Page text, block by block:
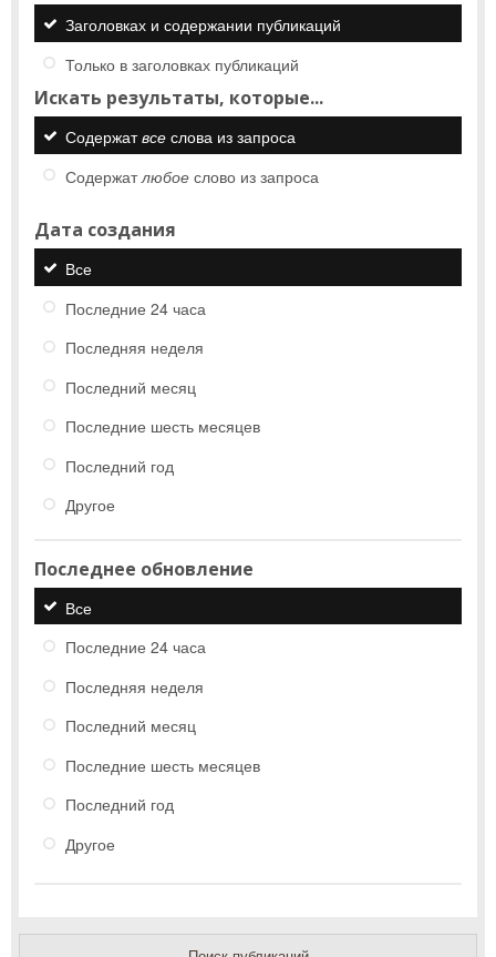
Заголовках и содержании публикаций
Только в заголовках публикаций
Искать результаты, которые...
Содержатвсе слова из запроса
Содержатлюбое слово из запроса
Дата создания
Все
Последние 24 часа
Последняя неделя
Последний месяц
Последние шесть месяцев
Последний год
Другое
Последнее обновление
Все
Последние 24 часа
Последняя неделя
Последний месяц
Последние шесть месяцев
Последний год
Другое